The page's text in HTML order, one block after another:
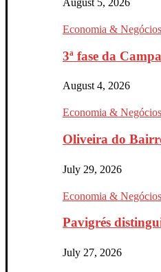
Economia & Negócios
3ª fase da
August 4, 2026
Economia & Negócios
Oliveira do
July 29, 2026
Economia & Negócios
Pavigrés
July 27, 2026